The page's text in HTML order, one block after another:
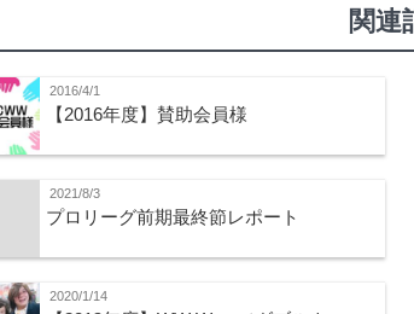
関連
2016/4/1
【2016年度】賛助会員様
2021/8/3
プロリーグ前期最終節レポート
2020/1/14